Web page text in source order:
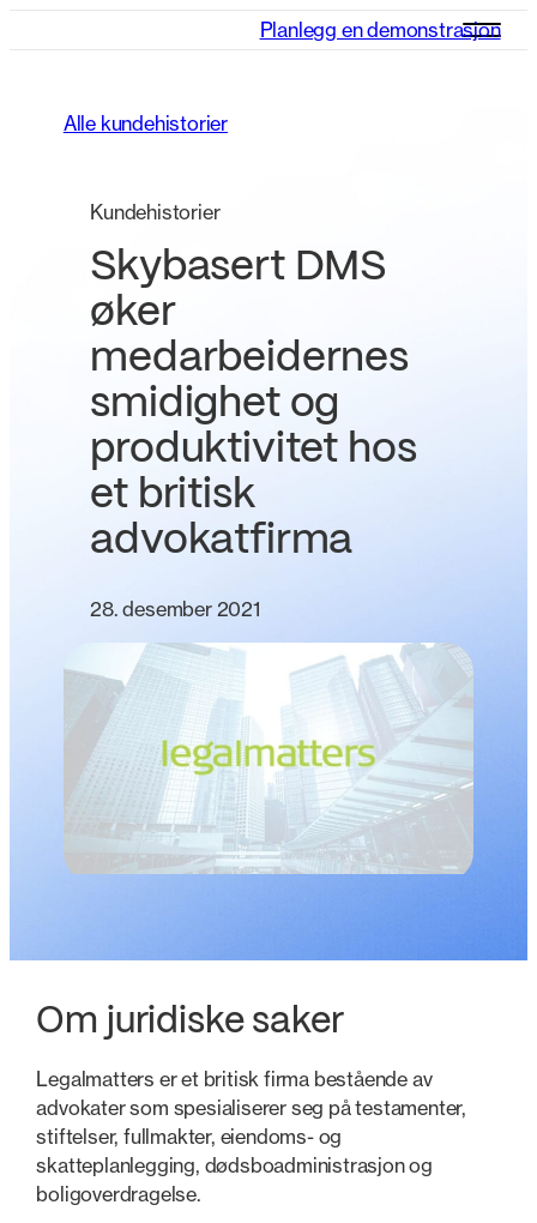
Planlegg en demonstrasjon
Alle kundehistorier
Kundehistorier
Skybasert DMS
øker
medarbeidernes
smidighet og
produktivitet hos
et britisk
advokatfirma
28. desember 2021
Om juridiske saker
Legalmatters er et britisk firma bestående av
advokater som spesialiserer seg på testamenter,
stiftelser, fullmakter, eiendoms- og
skatteplanlegging, dødsboadministrasjon og
boligoverdragelse.